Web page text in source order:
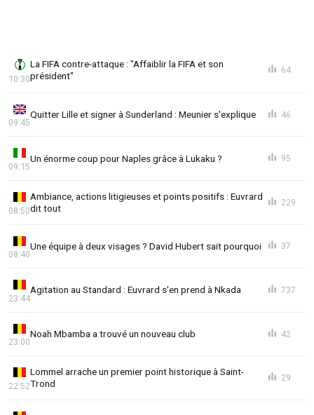
La FIFA contre-attaque : "Affaiblir la FIFA et son
président"
10:30
64
Quitter Lille et signer à Sunderland : Meunier s'explique
09:45
46
Un énorme coup pour Naples grâce à Lukaku ?
09:15
95
Ambiance, actions litigieuses et points positifs : Euvrard
dit tout
08:50
229
Une équipe à deux visages ? David Hubert sait pourquoi
08:40
37
Agitation au Standard : Euvrard s'en prend à Nkada
23:44
737
Noah Mbamba a trouvé un nouveau club
23:00
42
Lommel arrache un premier point historique à Saint-
Trond
22:52
29